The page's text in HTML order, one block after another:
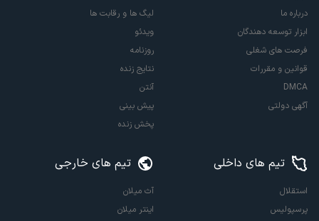
درباره ما
ابزار توسعه دهندگان
فرصت های شغلی
قوانین و مقررات
DMCA
آگهی دولتی
لیگ ها و رقابت ها
ویدئو
روزنامه
نتایج زنده
آنتن
پیش بینی
پخش زنده
تیم های داخلی
استقلال
پرسپولیس
تیم های خارجی
آث میلان
اینتر میلان